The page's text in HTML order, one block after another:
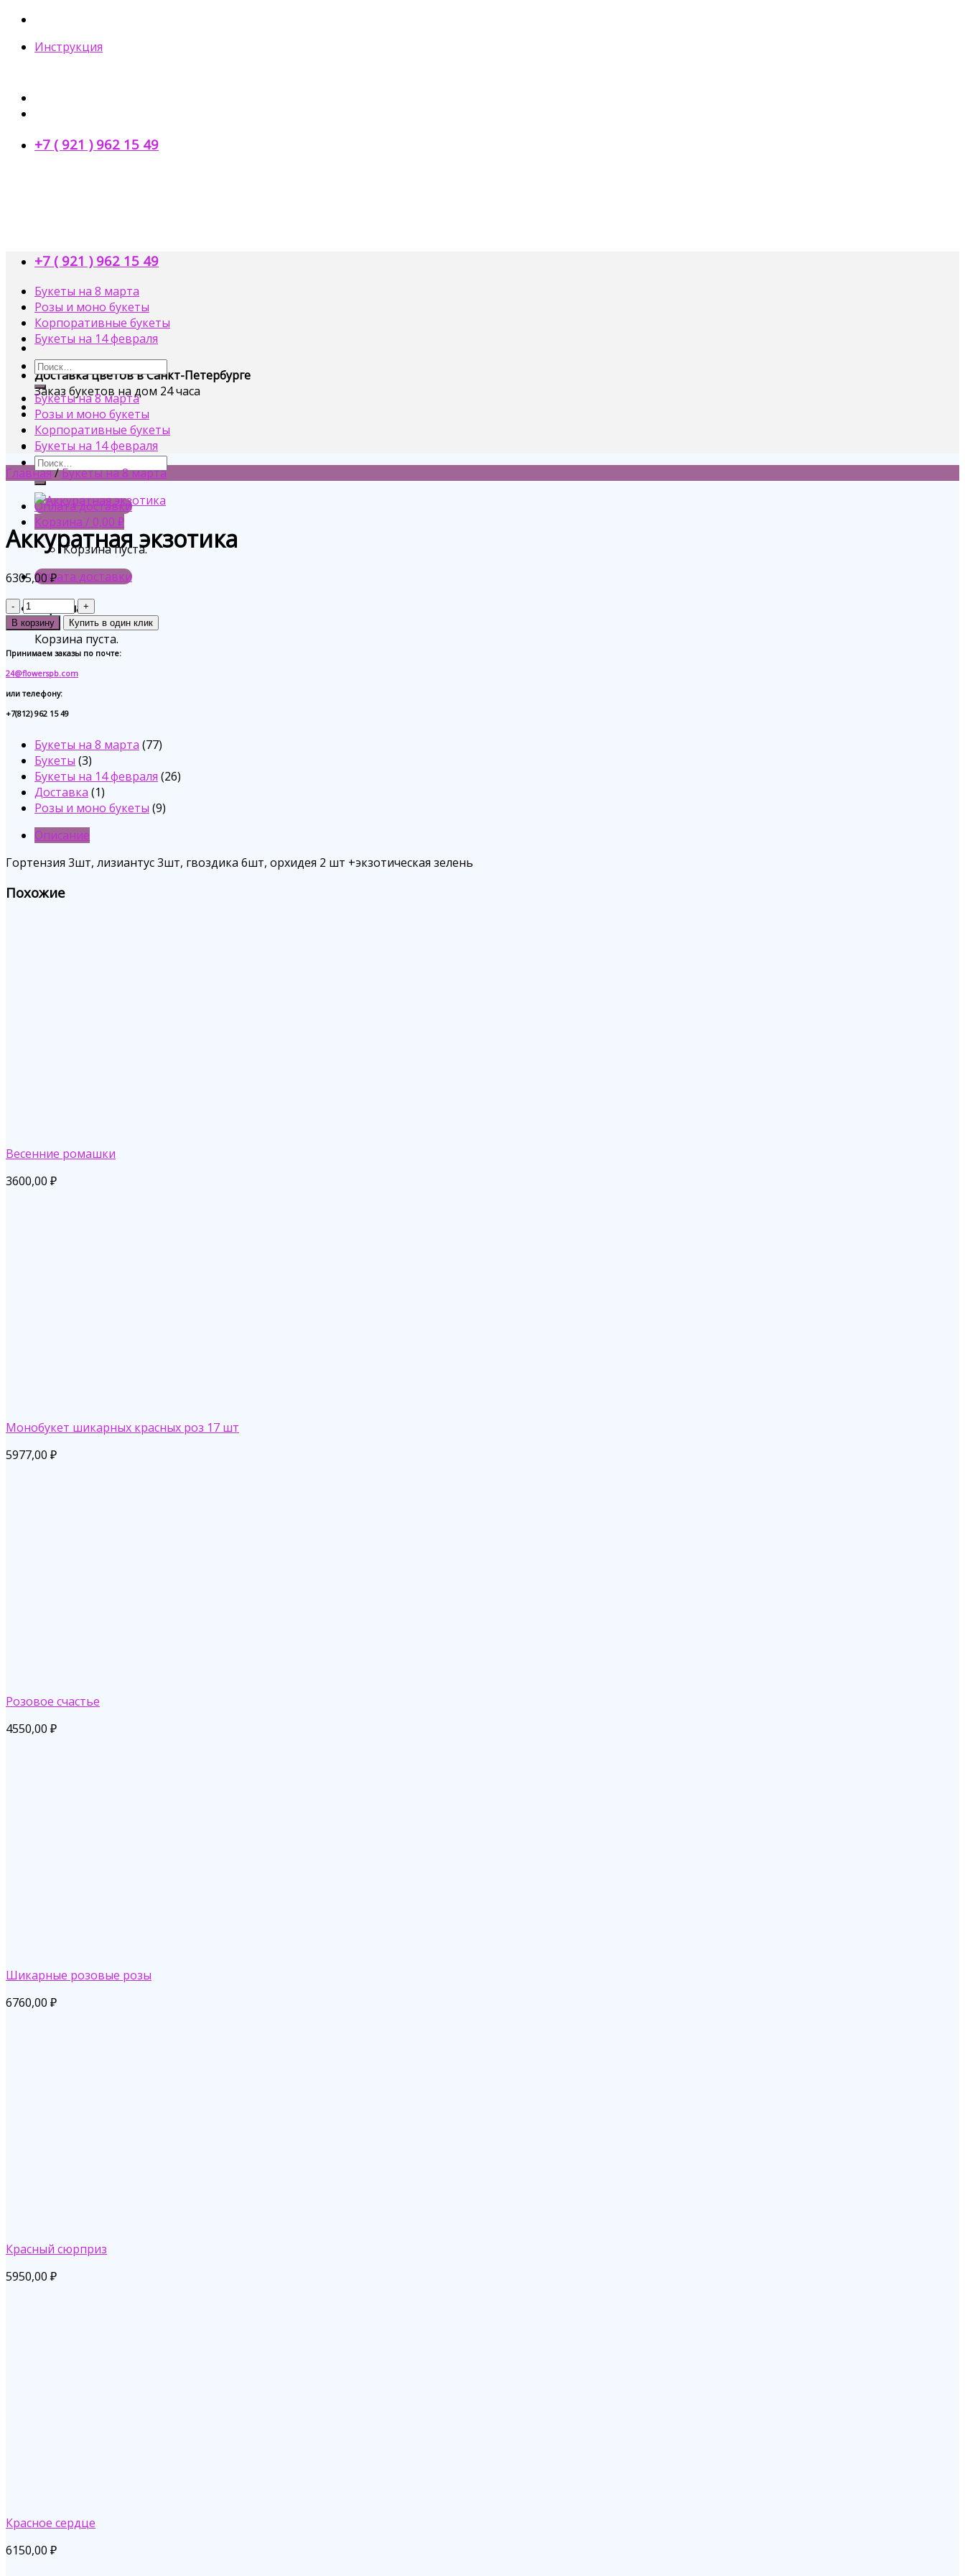
Skip
contentИнструкция
+7 ( 921 ) 962 15 49
Доставка цветов в Санкт-Петербурге
Заказ букетов на дом 24 часа
Оплата доставки
Корзина / 0,00 ₽
Корзина пуста.
Оплата доставки
Корзина
Корзина пуста.
+7 ( 921 ) 962 15 49
Букеты на 8 марта
Розы и моно букеты
Корпоративные букеты
Букеты на 14 февраля
Букеты на 8 марта
Розы и моно букеты
Корпоративные букеты
Букеты на 14 февраля
Главная/Букеты на 8 марта
Аккуратная экзотика
6305,00₽
Количество
В корзину Купить в один клик
Принимаем заказы по почте:
24@flowerspb.com
или телефону:
+7(812) 962 15 49
Букеты на 8 марта 7777
Букеты 33
товара
Букеты на 14 февраля 2626
Доставка 11
товар
Розы и моно букеты 99
Описание
Гортензия 3шт, лизиантус 3шт, гвоздика 6шт, орхидея 2 шт +экзотическая зелень
Похожие
Весенние ромашки
3600,00 ₽
Монобукет шикарных красных роз 17 шт
5977,00 ₽
Розовое счастье
4550,00 ₽
Шикарные розовые розы
6760,00 ₽
Красный сюрприз
5950,00 ₽
Красное сердце
6150,00 ₽